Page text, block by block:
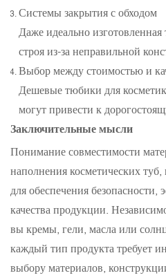
Системы закрытия с обходом
Даже идеально
строя из-за неправильной
Выбор между стоимостью и
Дешевые тюбики для
могут привести к
Заключительные мысли
Понимание совместимости
наполнения косметических
для обеспечения
качества продукции.
вы кремы, гели, масла или
каждый тип продукта требует
выбору материалов,